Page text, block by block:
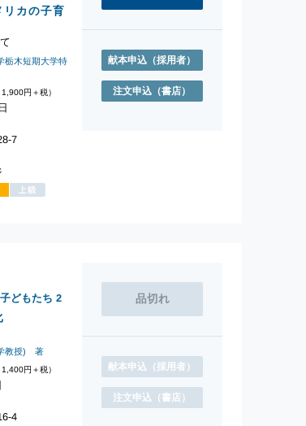
リカの子育
栃木短期大学特
1,900円＋税）
7
献本申込 （採用者）
注文申込 （書店）
どもたち 2
教授) 著
1,400円＋税）
4
献本申込 （採用者）
注文申込 （書店）